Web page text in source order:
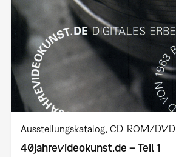
Ausstellungskatalog CD-ROM/DVD
40jahrevideokunst.de – Teil 1